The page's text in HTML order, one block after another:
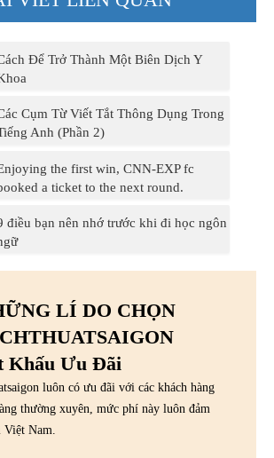
Để Trở Thành Một Biên Dịch Y
Cụm Từ Viết Tắt Thông Dụng Trong
Anh (Phần 2)
the first win, CNN-EXP fc
a ticket to the next round.
điều bạn nên nhớ trước khi đi học ngôn
LÍ DO CHỌN
Khấu Ưu Đãi
luôn có ưu đãi với các khách hàng
thường xuyên, mức phí này luôn đảm
Việt Nam.